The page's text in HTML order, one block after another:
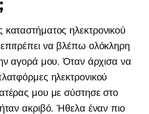
ηλεκτρονικού
να βλέπω ολόκληρη
αγορά μου. Όταν άρχισα να
ηλεκτρονικού
μου με σύστησε στο
ακριβό. Ήθελα έναν πιο